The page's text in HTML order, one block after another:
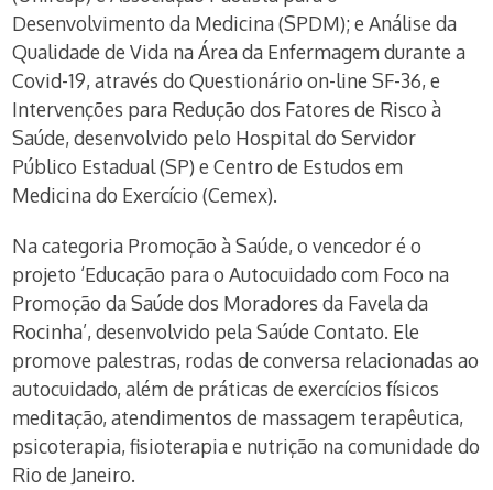
Desenvolvimento da Medicina (SPDM); e Análise da
Qualidade de Vida na Área da Enfermagem durante a
Covid-19, através do Questionário on-line SF-36, e
Intervenções para Redução dos Fatores de Risco à
Saúde, desenvolvido pelo Hospital do Servidor
Público Estadual (SP) e Centro de Estudos em
Medicina do Exercício (Cemex).
Na categoria Promoção à Saúde, o vencedor é o
projeto ‘Educação para o Autocuidado com Foco na
Promoção da Saúde dos Moradores da Favela da
Rocinha’, desenvolvido pela Saúde Contato. Ele
promove palestras, rodas de conversa relacionadas ao
autocuidado, além de práticas de exercícios físicos
meditação, atendimentos de massagem terapêutica,
psicoterapia, fisioterapia e nutrição na comunidade do
Rio de Janeiro.